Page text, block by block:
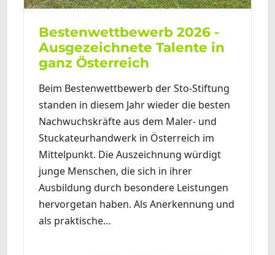
Bestenwettbewerb 2026 -
Ausgezeichnete Talente in
ganz Österreich
Beim Bestenwettbewerb der Sto-Stiftung
standen in diesem Jahr wieder die besten
Nachwuchskräfte aus dem Maler- und
Stuckateurhandwerk in Österreich im
Mittelpunkt. Die Auszeichnung würdigt
junge Menschen, die sich in ihrer
Ausbildung durch besondere Leistungen
hervorgetan haben. Als Anerkennung und
als praktische…